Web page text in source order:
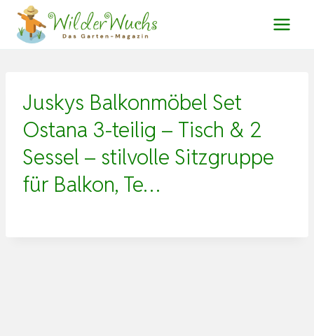
Zum
Inhalt
Juskys Balkonmöbel Set
Ostana 3-teilig – Tisch & 2
Sessel – stilvolle Sitzgruppe
für Balkon, Te…